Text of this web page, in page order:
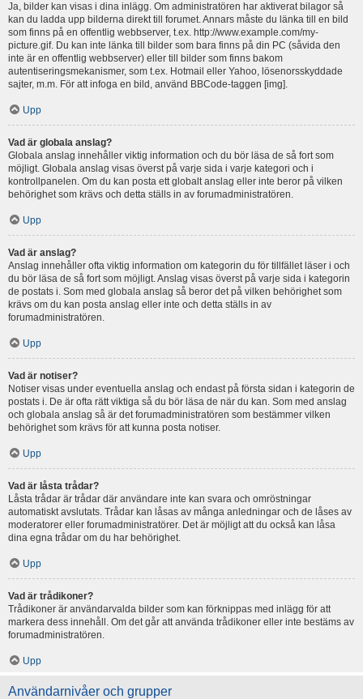
Ja, bilder kan visas i dina inlägg. Om administratören har aktiverat bilagor så
kan du ladda upp bilderna direkt till forumet. Annars måste du länka till en bild
som finns på en offentlig webbserver, t.ex. http://www.example.com/my-
picture.gif. Du kan inte länka till bilder som bara finns på din PC (såvida den
inte är en offentlig webbserver) eller till bilder som finns bakom
autentiseringsmekanismer, som t.ex. Hotmail eller Yahoo, lösenorsskyddade
sajter, m.m. För att infoga en bild, använd BBCode-taggen [img].
Upp
Vad är globala anslag?
Globala anslag innehåller viktig information och du bör läsa de så fort som
möjligt. Globala anslag visas överst på varje sida i varje kategori och i
kontrollpanelen. Om du kan posta ett globalt anslag eller inte beror på vilken
behörighet som krävs och detta ställs in av forumadministratören.
Upp
Vad är anslag?
Anslag innehåller ofta viktig information om kategorin du för tillfället läser i och
du bör läsa de så fort som möjligt. Anslag visas överst på varje sida i kategorin
de postats i. Som med globala anslag så beror det på vilken behörighet som
krävs om du kan posta anslag eller inte och detta ställs in av
forumadministratören.
Upp
Vad är notiser?
Notiser visas under eventuella anslag och endast på första sidan i kategorin de
postats i. De är ofta rätt viktiga så du bör läsa de när du kan. Som med anslag
och globala anslag så är det forumadministratören som bestämmer vilken
behörighet som krävs för att kunna posta notiser.
Upp
Vad är låsta trådar?
Låsta trådar är trådar där användare inte kan svara och omröstningar
automatiskt avslutats. Trådar kan låsas av många anledningar och de låses av
moderatorer eller forumadministratörer. Det är möjligt att du också kan låsa
dina egna trådar om du har behörighet.
Upp
Vad är trådikoner?
Trådikoner är användarvalda bilder som kan förknippas med inlägg för att
markera dess innehåll. Om det går att använda trådikoner eller inte bestäms av
forumadministratören.
Upp
Användarnivåer och grupper